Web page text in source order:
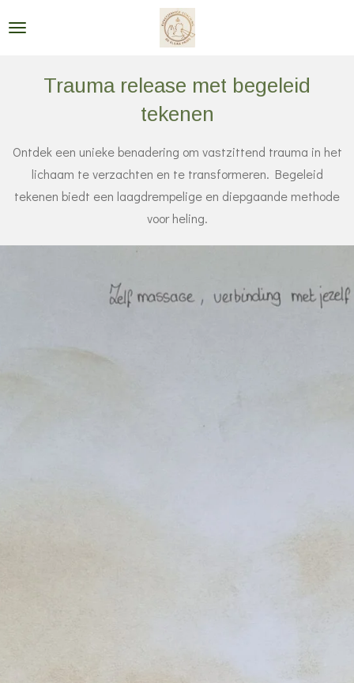
Trauma release met begeleid
tekenen
Ontdek een unieke benadering om vastzittend trauma in het
lichaam te verzachten en te transformeren. Begeleid
tekenen biedt een laagdrempelige en diepgaande methode
voor heling.